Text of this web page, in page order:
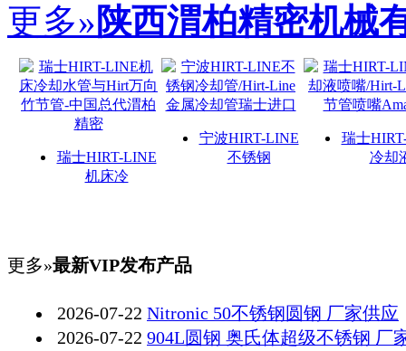
更多»陕西渭柏精密机械
瑞士HIRT-LINE
机床冷
宁波HIRT-LINE
不锈钢
瑞士
冷却
更多»最新VIP发布产品
2026-07-22 Nitronic 50不锈钢圆钢 厂家供应
2026-07-22 904L圆钢 奥氏体超级不锈钢 厂